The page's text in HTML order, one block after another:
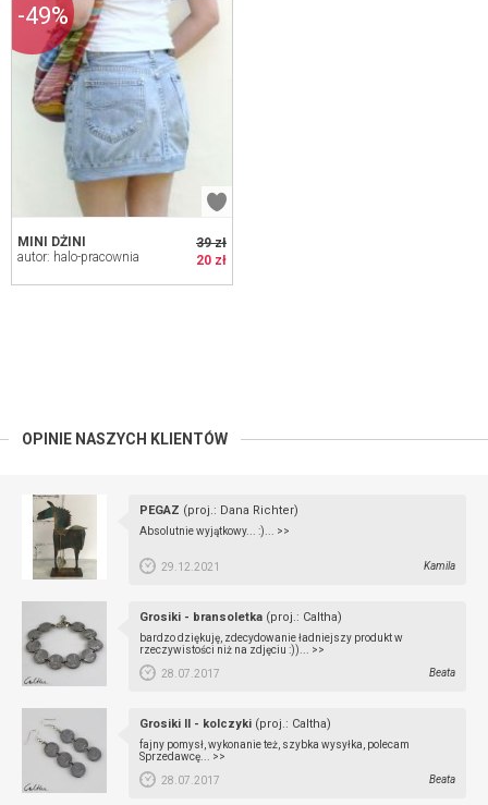
39 zł
20 zł
MINI DŻINI
autor: halo-pracownia
-49%
OPINIE NASZYCH KLIENTÓW
PEGAZ (proj.: Dana Richter)
Absolutnie wyjątkowy... :)... >>
29.12.2021 Kamila
Grosiki - bransoletka (proj.: Caltha)
bardzo dziękuję, zdecydowanie ładniejszy produkt w
rzeczywistości niż na zdjęciu :))... >>
28.07.2017
Beata
Grosiki II - kolczyki (proj.: Caltha)
fajny pomysł, wykonanie też, szybka wysyłka, polecam
Sprzedawcę... >>
28.07.2017
Beata